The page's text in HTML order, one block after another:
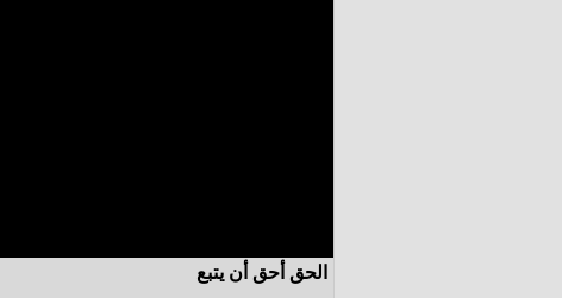
الحق أحق أن يتبع